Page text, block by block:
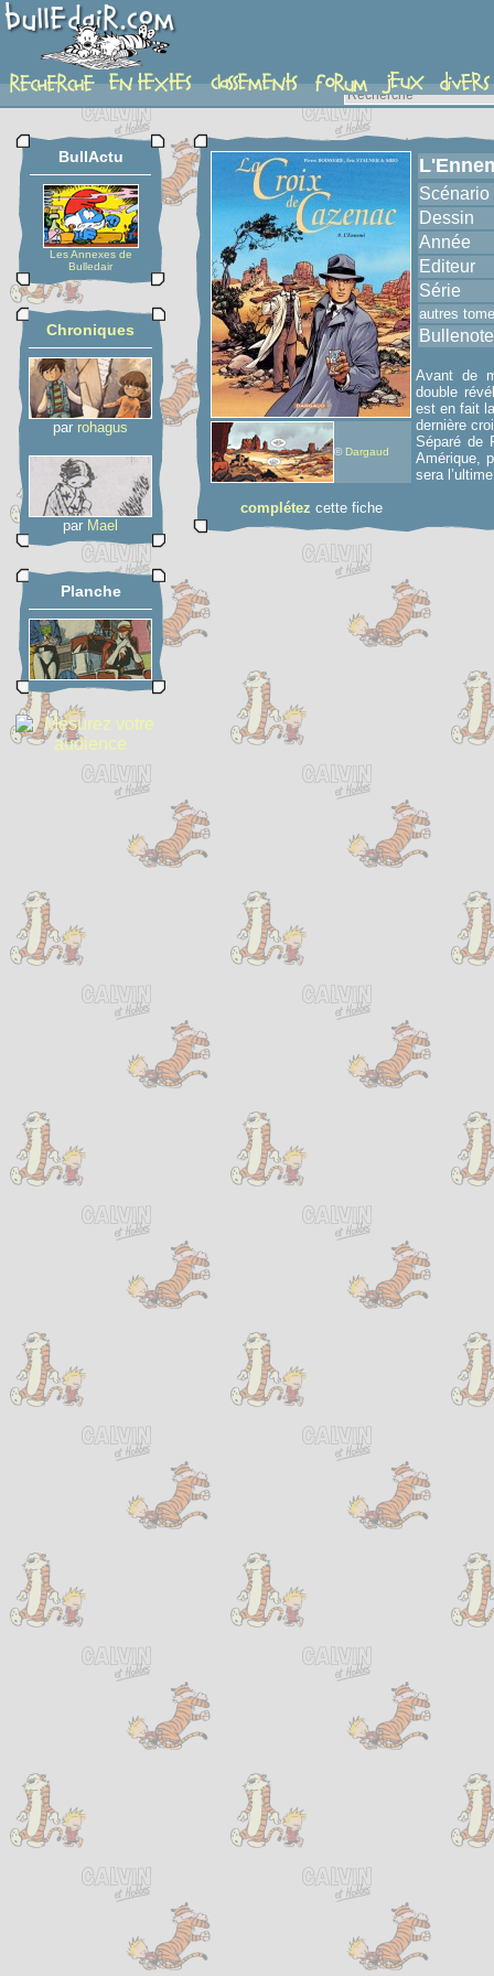
album
BullActu
Les Annexes de
Bulledair
Chroniques
par rohagus
par Mael
Planche
© Dargaud
complétez cette fiche
Scénario
Dessin
Année
Editeur
Série
autres
Bullenote
Avant de
double
est en fait
dernière
Séparé de
Amérique,
sera